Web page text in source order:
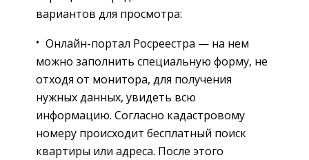
вариантов для просмотра:
Онлайн-портал Росреестра — на нем
можно заполнить специальную форму, не
отходя от монитора, для получения
нужных данных, увидеть всю
информацию. Согласно кадастровому
номеру происходит бесплатный поиск
квартиры или адреса. После этого